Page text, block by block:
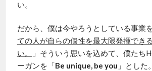
い。
だから、僕は今やろうとしている事業
ての人が自らの個性を最大限発揮でき
い。
」そういう思いを込めて、僕たち
ーガンを「Be unique, be you 」とした。